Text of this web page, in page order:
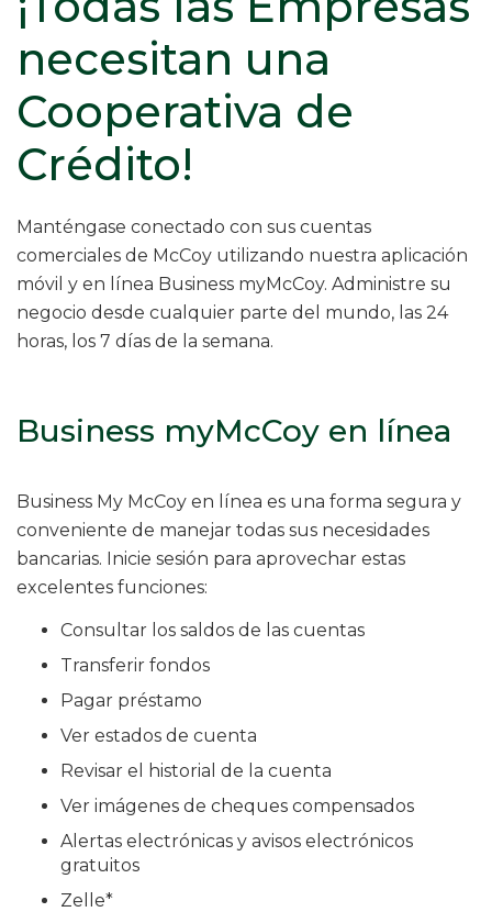
necesitan una
Cooperativa de
Crédito!
Manténgase conectado con sus cuentas
comerciales de McCoy utilizando nuestra aplicación
móvil y en línea Business myMcCoy. Administre su
negocio desde cualquier parte del mundo, las 24
horas, los 7 días de la semana.
Business myMcCoy en línea
Business My McCoy en línea es una forma segura y
conveniente de manejar todas sus necesidades
bancarias. Inicie sesión para aprovechar estas
excelentes funciones:
Consultar los saldos de las cuentas
Transferir fondos
Pagar préstamo
Ver estados de cuenta
Revisar el historial de la cuenta
Ver imágenes de cheques compensados
Alertas electrónicas y avisos electrónicos
gratuitos
Zelle*